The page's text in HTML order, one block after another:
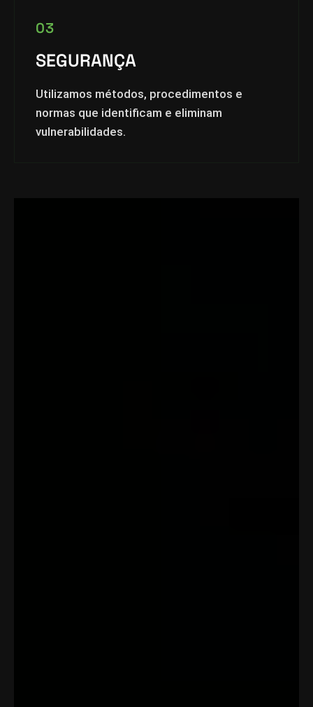
03
SEGURANÇA
Utilizamos métodos, procedimentos e
normas que identificam e eliminam
vulnerabilidades.